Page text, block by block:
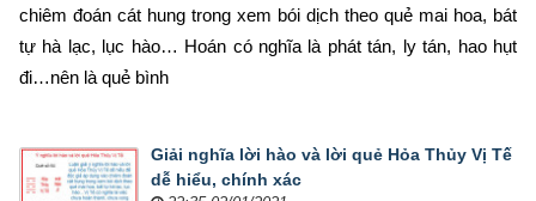
chiêm đoán cát hung trong xem bói dịch theo quẻ mai hoa, bát
tự hà lạc, lục hào… Hoán có nghĩa là phát tán, ly tán, hao hụt
đi…nên là quẻ bình
Giải nghĩa lời hào và lời quẻ Hỏa Thủy Vị Tế
dễ hiểu, chính xác